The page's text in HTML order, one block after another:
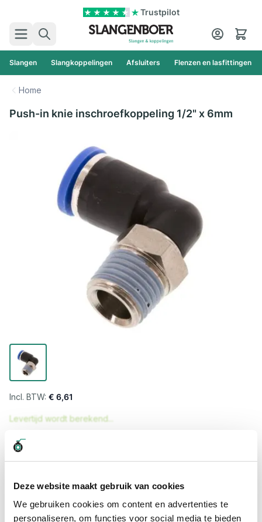
Deze website maakt gebruik van cookies
We gebruiken cookies om content en advertenties te
personaliseren, om functies voor social media te bieden
Trustpilot
Zoek
Cart
Slangen Slangkoppelingen Afsluiters Flenzen en lasfittingen
Home
Push-in knie inschroefkoppeling 1/2" x 6mm
€ 6,61
Levertijd wordt berekend...
Hoge klantbeoordelingen: 9/10
Snelle levering